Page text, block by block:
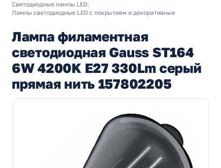
Светодиодные лампы LED/
Лампы светодиодные LED с покрытием и декоративные
Лампа филаментная
светодиодная Gauss ST164
6W 4200K E27 330Lm серый
прямая нить 157802205